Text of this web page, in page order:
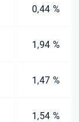
0,44 %
1,94 %
1,47 %
1,54 %